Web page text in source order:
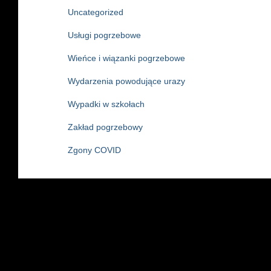
Uncategorized
Usługi pogrzebowe
Wieńce i wiązanki pogrzebowe
Wydarzenia powodujące urazy
Wypadki w szkołach
Zakład pogrzebowy
Zgony COVID